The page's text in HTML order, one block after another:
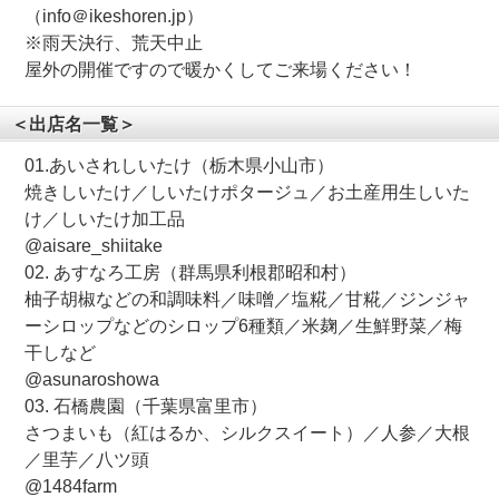
（info＠ikeshoren.jp）
※雨天決行、荒天中止
屋外の開催ですので暖かくしてご来場ください！
＜出店名一覧＞
01.あいされしいたけ（栃木県小山市）
焼きしいたけ／しいたけポタージュ／お土産用生しいた
け／しいたけ加工品
@aisare_shiitake
02. あすなろ工房（群馬県利根郡昭和村）
柚子胡椒などの和調味料／味噌／塩糀／甘糀／ジンジャ
ーシロップなどのシロップ6種類／米麹／生鮮野菜／梅
干しなど
@asunaroshowa
03. 石橋農園（千葉県富里市）
さつまいも（紅はるか、シルクスイート）／人参／大根
／里芋／八ツ頭
@1484farm